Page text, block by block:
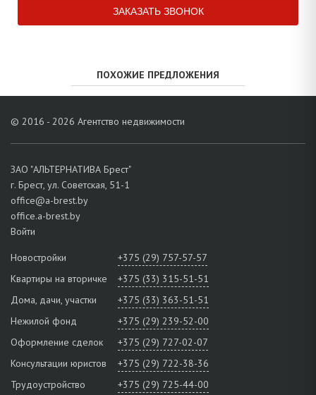
ПОХОЖИЕ ПРЕДЛОЖЕНИЯ
© 2016 - 2026 Агентство недвижимости
ЗАО "АЛЬТЕРНАТИВА Брест"
г. Брест, ул. Советская, 51-1
office@a-brest.by
office.a-brest.by
Войти
Новостройки
+375 (29) 757-57-57
Квартиры на вторичке
+375 (33) 315-51-51
Дома, дачи, участки
+375 (33) 363-51-51
Нежилой фонд
+375 (29) 239-52-00
Оформление сделок
+375 (29) 727-02-07
Консультации юристов
+375 (29) 722-38-36
Трудоустройство
+375 (29) 725-44-00